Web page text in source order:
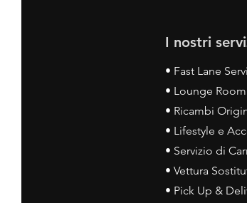
I nostri
• Fast Lane
• Lounge Room
• Ricambi
• Lifestyle e
• Servizio di
• Vettura
• Pick Up &